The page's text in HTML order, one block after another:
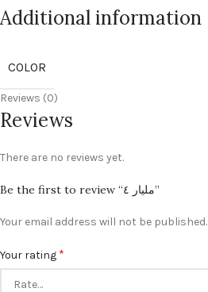
Additional information
COLOR
Reviews (0)
Reviews
There are no reviews yet.
Be the first to review “مليار ٤”
Your email address will not be published.
Your rating *